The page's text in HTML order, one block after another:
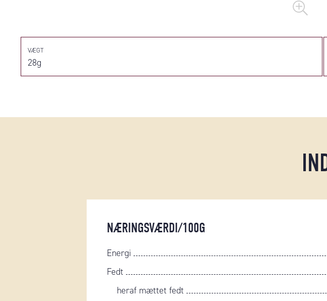
VÆGT
28g
NÆRINGSVÆRDI/100G
Energi
Fedt
heraf mættet fedt